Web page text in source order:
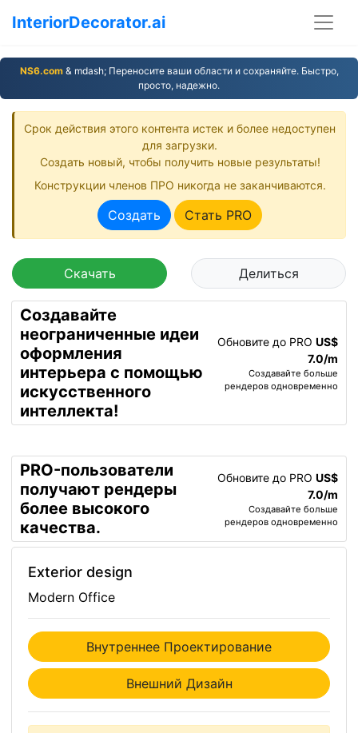
InteriorDecorator.ai
NS6.com& mdash; Переносите ваши области и сохраняйте. Быстро,
просто, надежно.
Срок действия этого контента истек и более недоступен
для загрузки.
Создать новый, чтобы получить новые результаты!
Конструкции членов ПРО никогда не заканчиваются.
Создать Стать PRO
Скачать Делиться
Создавайте
неограниченные идеи
оформления
интерьера с помощью
искусственного
интеллекта!
Обновите до PRO US$
7.0/m
Создавайте больше
рендеров одновременно
PRO-пользователи
получают рендеры
более высокого
качества.
Обновите до PRO US$
7.0/m
Создавайте больше
рендеров одновременно
Exterior design
Modern Office
Внутреннее Проектирование
Внешний Дизайн